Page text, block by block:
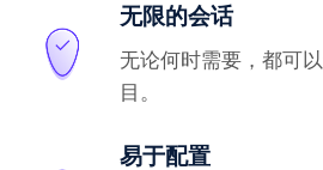
无限的会话
无论何时需要，都可
目。
易于配置